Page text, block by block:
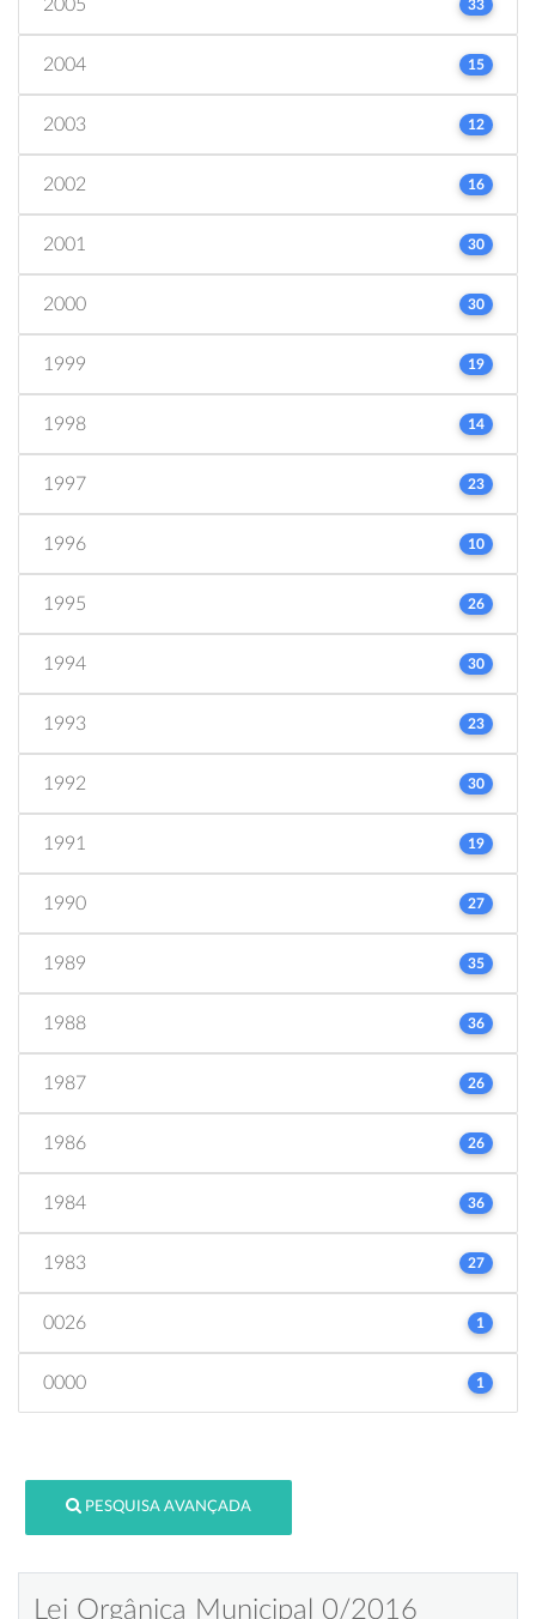
2005 33
2004 15
2003 12
2002 16
2001 30
2000 30
1999 19
1998 14
1997 23
1996 10
1995 26
1994 30
1993 23
1992 30
1991 19
1990 27
1989 35
1988 36
1987 26
1986 26
1984 36
1983 27
0026 1
0000 1
PESQUISA AVANÇADA
Lei Orgânica Municipal 0/2016